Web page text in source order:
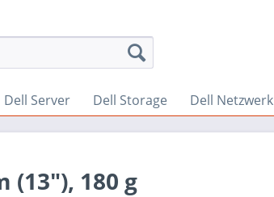
Dell Server Dell Storage Dell Netzwerk
(13"), 180 g